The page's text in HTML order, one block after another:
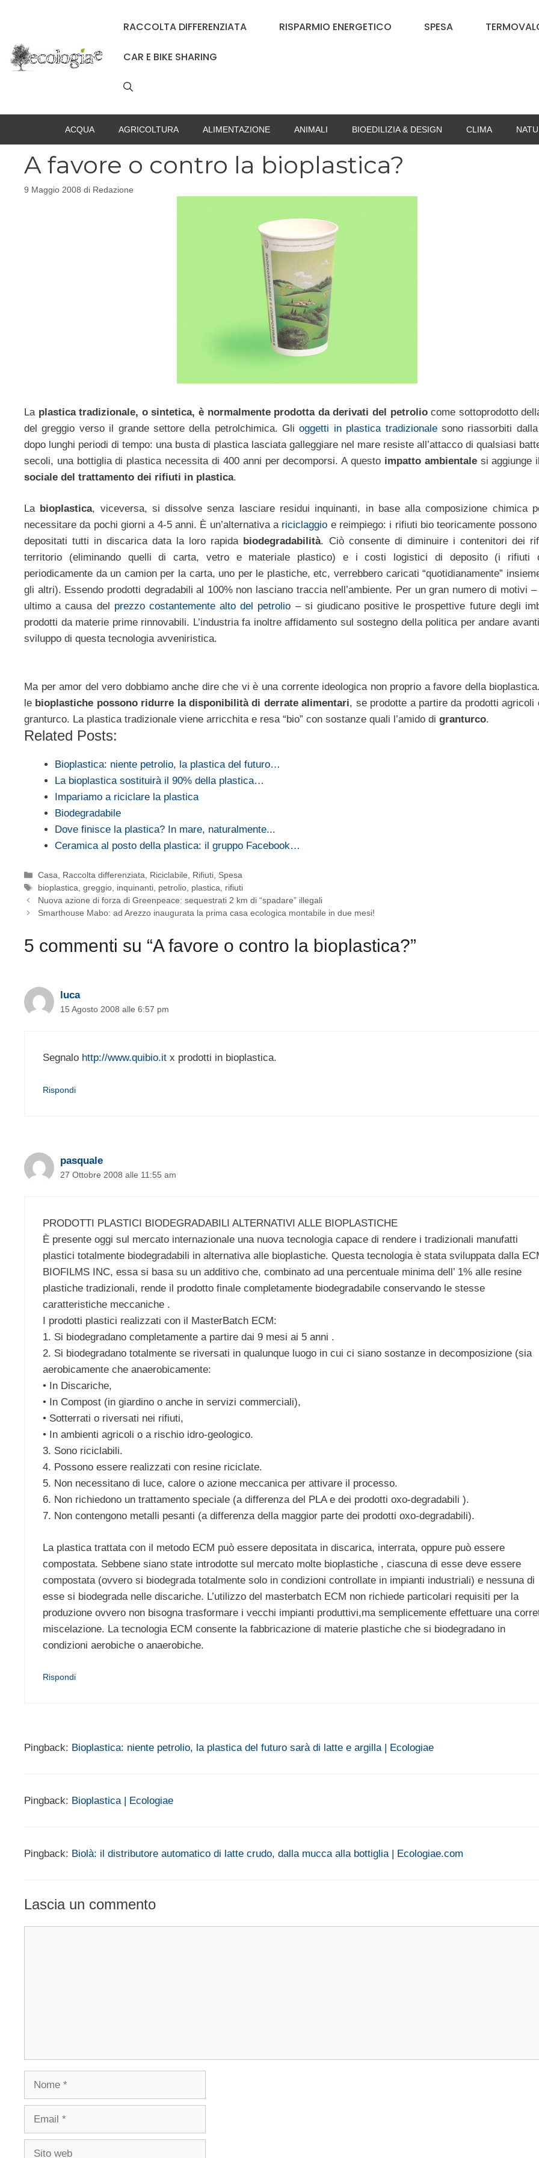
RACCOLTA DIFFERENZIATA RISPARMIO ENERGETICO SPESA
CAR E BIKE SHARING
ACQUA AGRICOLTURA ALIMENTAZIONE ANIMALI BIOEDILIZIA & DESIGN CLIMA
A favore o contro la bioplastica?
9 Maggio 2008 di Redazione
La plastica tradizionale, o sintetica, è normalmente prodotta da derivati del petroliocome sottoprodotto
del greggio verso il grande settore della petrolchimica. Glioggetti in plastica tradizionalesono riassorbiti dalla
dopo lunghi periodi di tempo: una busta di plastica lasciata galleggiare nel mare resiste all’attacco di qualsiasi
secoli, una bottiglia di plastica necessita di 400 anni per decomporsi. A questo impatto ambientalesi aggiunge
sociale del trattamento dei rifiuti in plastica.
Labioplastica, viceversa, si dissolve senza lasciare residui inquinanti, in base alla composizione chimica
necessitare da pochi giorni a 4-5 anni. È un’alternativa ariciclaggio e reimpiego: i rifiuti bio teoricamente
depositati tutti in discarica data la loro rapida biodegradabilità. Ciò consente di diminuire i contenitori dei
territorio (eliminando quelli di carta, vetro e materiale plastico) e i costi logistici di deposito (i rifiuti
periodicamente da un camion per la carta, uno per le plastiche, etc, verrebbero caricati “quotidianamente”
gli altri). Essendo prodotti degradabili al 100% non lasciano traccia nell’ambiente. Per un gran numero di motivi –
ultimo a causa del prezzo costantemente alto del petrolio – si giudicano positive le prospettive future degli
prodotti da materie prime rinnovabili. L’industria fa inoltre affidamento sul sostegno della politica per andare
sviluppo di questa tecnologia avveniristica.
Ma per amor del vero dobbiamo anche dire che vi è una corrente ideologica non proprio a favore della
le bioplastiche possono ridurre la disponibilità di derrate alimentari, se prodotte a partire da prodotti agricoli
granturco. La plastica tradizionale viene arricchita e resa “bio” con sostanze quali l’amido di granturco.
Related Posts:
Bioplastica: niente petrolio, la plastica del futuro…
La bioplastica sostituirà il 90% della plastica…
Impariamo a riciclare la plastica
Biodegradabile
Dove finisce la plastica? In mare, naturalmente...
Ceramica al posto della plastica: il gruppo Facebook…
Categorie
Casa, Raccolta differenziata, Riciclabile, Rifiuti, Spesa
Tag
bioplastica,greggio, inquinanti, petrolio, plastica, rifiuti
Nuova azione di forza di Greenpeace: sequestrati 2 km di “spadare” illegali
Smarthouse Mabo: ad Arezzo inaugurata la prima casa ecologica montabile in due mesi!
5 commenti su “A favore o contro la bioplastica?”
luca
15 Agosto 2008 alle 6:57 pm
Segnalo http://www.quibio.it x prodotti in bioplastica.
Rispondi
pasquale
27 Ottobre 2008 alle 11:55 am
PRODOTTI PLASTICI BIODEGRADABILI ALTERNATIVI ALLE BIOPLASTICHE
È presente oggi sul mercato internazionale una nuova tecnologia capace di rendere i tradizionali manufatti
plastici totalmente biodegradabili in alternativa alle bioplastiche. Questa tecnologia è stata sviluppata dalla
BIOFILMS INC, essa si basa su un additivo che, combinato ad una percentuale minima dell’ 1% alle resine
plastiche tradizionali, rende il prodotto finale completamente biodegradabile conservando le stesse
caratteristiche meccaniche .
I prodotti plastici realizzati con il MasterBatch ECM:
1. Si biodegradano completamente a partire dai 9 mesi ai 5 anni .
2. Si biodegradano totalmente se riversati in qualunque luogo in cui ci siano sostanze in decomposizione (sia
aerobicamente che anaerobicamente:
• In Discariche,
• In Compost (in giardino o anche in servizi commerciali),
• Sotterrati o riversati nei rifiuti,
• In ambienti agricoli o a rischio idro-geologico.
3. Sono riciclabili.
4. Possono essere realizzati con resine riciclate.
5. Non necessitano di luce, calore o azione meccanica per attivare il processo.
6. Non richiedono un trattamento speciale (a differenza del PLA e dei prodotti oxo-degradabili ).
7. Non contengono metalli pesanti (a differenza della maggior parte dei prodotti oxo-degradabili).
La plastica trattata con il metodo ECM può essere depositata in discarica, interrata, oppure può essere
compostata. Sebbene siano state introdotte sul mercato molte bioplastiche , ciascuna di esse deve essere
compostata (ovvero si biodegrada totalmente solo in condizioni controllate in impianti industriali) e nessuna di
esse si biodegrada nelle discariche. L’utilizzo del masterbatch ECM non richiede particolari requisiti per la
produzione ovvero non bisogna trasformare i vecchi impianti produttivi,ma semplicemente effettuare una
miscelazione. La tecnologia ECM consente la fabbricazione di materie plastiche che si biodegradano in
condizioni aerobiche o anaerobiche.
Rispondi
Pingback: Bioplastica: niente petrolio, la plastica del futuro sarà di latte e argilla | Ecologiae
Pingback: Bioplastica | Ecologiae
Pingback: Biolà: il distributore automatico di latte crudo, dalla mucca alla bottiglia | Ecologiae.com
Lascia un commento